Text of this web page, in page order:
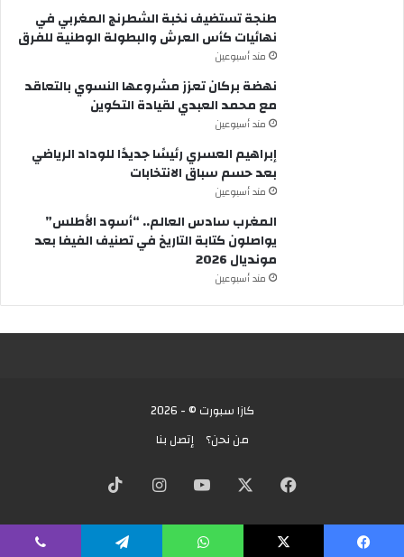
طنجة تستضيف نخبة الشطرنج المغربي في
نهائيات كأس العرش والبطولة الوطنية للفرق
مند أسبوعين
نهضة بركان تعزز مشروعها النسوي بالتعاقد
مع محمد العبدي لقيادة التكوين
مند أسبوعين
إبراهيم العسري رئيسًا جديدًا للوداد الرياضي
بعد حسم سباق الانتخابات
مند أسبوعين
المغرب سادس العالم.. “أسود الأطلس”
يواصلون كتابة التاريخ في تصنيف الفيفا بعد
مونديال 2026
مند أسبوعين
كازا سبورت © - 2026
من نحن؟
إتصل بنا
فيسبوك يوتيوب انستقرام